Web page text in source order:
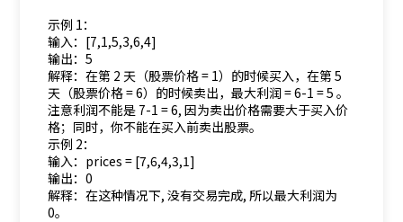
示例 1：
输入：[7,1,5,3,6,4]
输出：5
解释：在第 2 天（股票价格 = 1）的时候买入，在第 5
天（股票价格 = 6）的时候卖出，最大利润 = 6-1 = 5 。
注意利润不能是 7-1 = 6, 因为卖出价格需要大于买入价
格；同时，你不能在买入前卖出股票。
示例 2：
输入：prices = [7,6,4,3,1]
输出：0
解释：在这种情况下, 没有交易完成, 所以最大利润为
0。